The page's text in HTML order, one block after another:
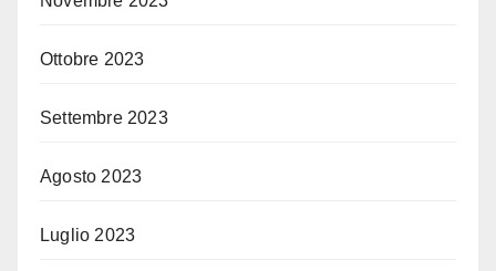
Ottobre 2023
Settembre 2023
Agosto 2023
Luglio 2023